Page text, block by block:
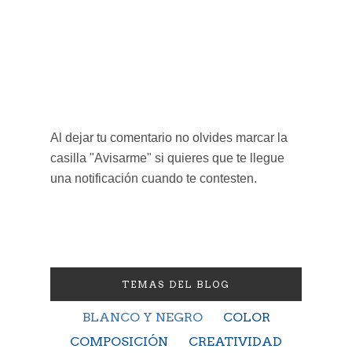
Al dejar tu comentario no olvides marcar la
casilla "Avisarme" si quieres que te llegue
una notificación cuando te contesten.
TEMAS DEL BLOG
BLANCO Y NEGRO
COLOR
COMPOSICIÓN
CREATIVIDAD